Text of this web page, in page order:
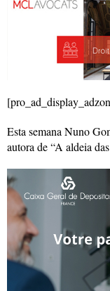
Esta semana Nuno
autora de “A aldeia